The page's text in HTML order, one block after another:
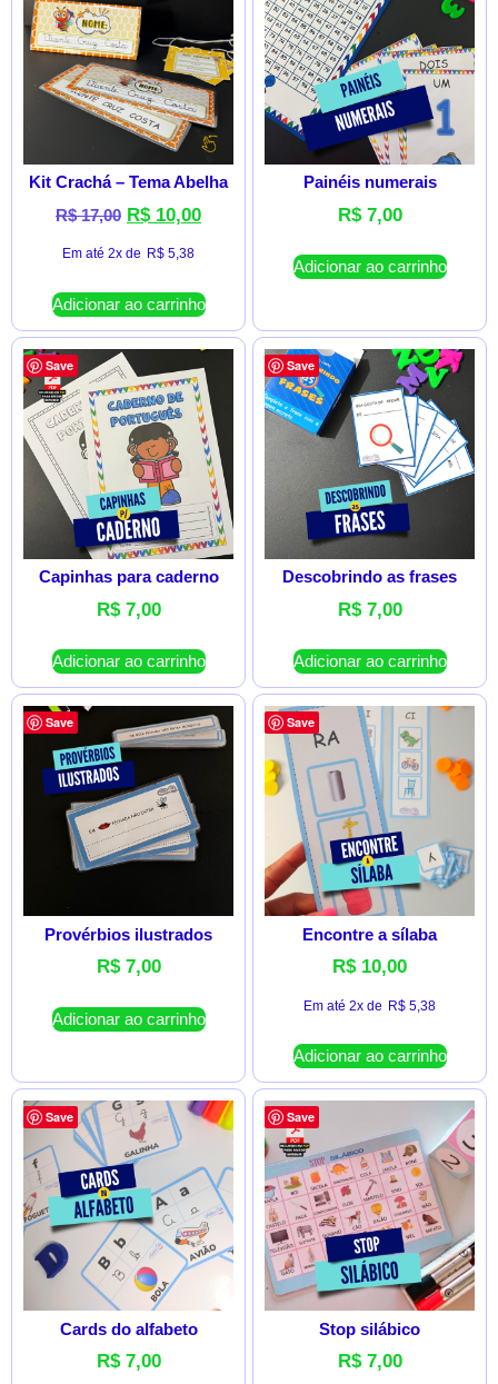
Kit Crachá – Tema Abelha
R$17,00 R$10,00
Em até 2x de R$ 5,38
Adicionar ao carrinho
Painéis numerais
R$7,00
Adicionar ao carrinho
Save
Capinhas para caderno
R$7,00
Adicionar ao carrinho
Save
Descobrindo as frases
R$7,00
Adicionar ao carrinho
Save
Provérbios ilustrados
R$7,00
Adicionar ao carrinho
Save
Encontre a sílaba
R$10,00
Em até 2x de R$ 5,38
Adicionar ao carrinho
Save
Cards do alfabeto
R$7,00
Save
Stop silábico
R$7,00